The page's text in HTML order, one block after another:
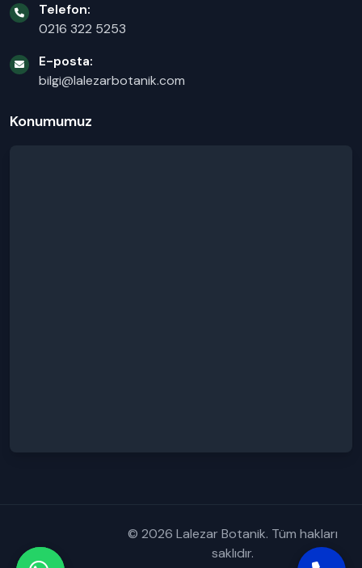
Telefon:
0216 322 5253
E-posta:
bilgi@lalezarbotanik.com
Konumumuz
© 2026 Lalezar Botanik. Tüm hakları
saklıdır.